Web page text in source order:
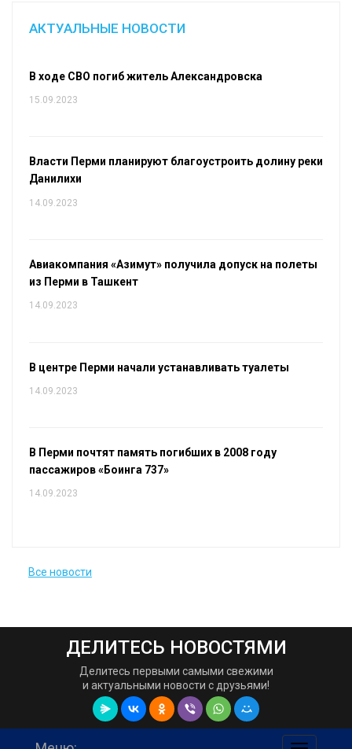
АКТУАЛЬНЫЕ НОВОСТИ
В ходе СВО погиб житель Александровска
15.09.2023
Власти Перми планируют благоустроить долину реки
Данилихи
14.09.2023
Авиакомпания «Азимут» получила допуск на полеты
из Перми в Ташкент
14.09.2023
В центре Перми начали устанавливать туалеты
14.09.2023
В Перми почтят память погибших в 2008 году
пассажиров «Боинга 737»
14.09.2023
Все новости
ДЕЛИТЕСЬ НОВОСТЯМИ
Делитесь первыми самыми свежими
и актуальными новости с друзьями!